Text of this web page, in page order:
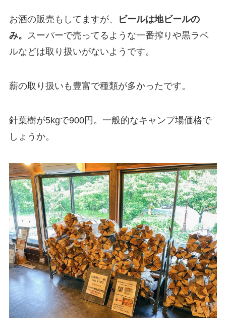
お酒の販売もしてますが、
ビールは地ビールの
み。 スーパーで売ってるような一番搾りや黒ラベ
ルなどは取り扱いがないようです。
薪の取り扱いも豊富で種類が多かったです。
針葉樹が5kgで900円。一般的なキャンプ場価格で
しょうか。